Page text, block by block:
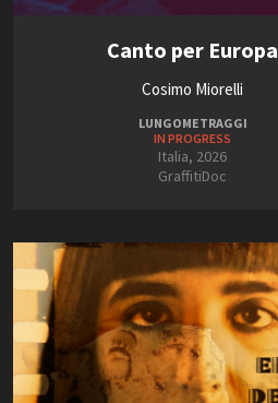
Canto per Europa
Cosimo Miorelli
LUNGOMETRAGGI
IN PROGRESS
Italia, 2026
GraffitiDoc